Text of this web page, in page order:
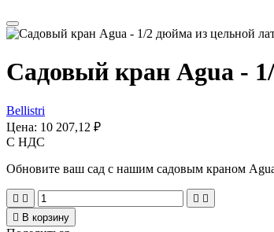
Садовый кран Agua -
Bellistri
Цена: 10 207,12 ₽
С НДС
Обновите ваш сад с нашим садовым краном
   
 В корзину